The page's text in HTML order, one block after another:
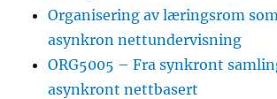
Organisering av læringsrom
asynkron nettundervisning
ORG5005 – Fra synkront
asynkront nettbasert